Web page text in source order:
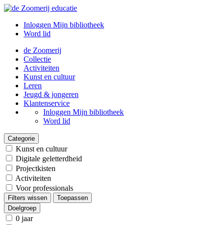
Inloggen Mijn bibliotheek
Word lid
de Zoomerij
Collectie
Activiteiten
Kunst en cultuur
Leren
Jeugd & jongeren
Klantenservice
Inloggen Mijn bibliotheek
Word lid
Categorie
Kunst en cultuur
Digitale geletterdheid
Projectkisten
Activiteiten
Voor professionals
Filters wissen
Toepassen
Doelgroep
0 jaar